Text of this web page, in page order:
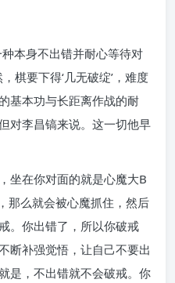
本身不出错并耐心等待对
棋要下得‘几无破绽’，难度
基本功与长距离作战的耐
对李昌镐来说。这一切他早
坐在你对面的就是心魔大B
那么就会被心魔抓住，然后
。你出错了，所以你破戒
断补强觉悟，让自己不要出
是，不出错就不会破戒。你